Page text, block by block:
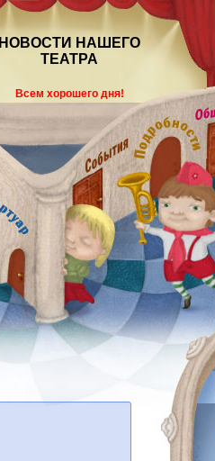
НОВОСТИ НАШЕГО
ТЕАТРА
Всем хорошего дня!